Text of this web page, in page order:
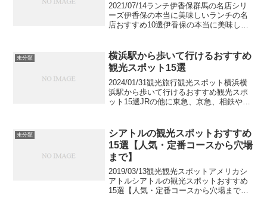
2021/07/14ランチ伊香保群馬の名店シリ
ーズ伊香保の本当に美味しいランチの名
店おすすめ10選伊香保の本当に美味しい
しいランチのお店も多くそろっていま
す。伊香保なら...
未分類
横浜駅から歩いて行けるおすすめ
観光スポット15選
2024/01/31観光旅行観光スポット横浜横
浜駅から歩いて行けるおすすめ観光スポ
ット15選JRの他に東急、京急、相鉄や地
ではありません。観光スポットの多い横
浜ですが、...
未分類
シアトルの観光スポットおすすめ
15選【人気・定番コースから穴場
まで】
2019/03/13観光観光スポットアメリカシ
アトルシアトルの観光スポットおすすめ
15選【人気・定番コースから穴場まで】